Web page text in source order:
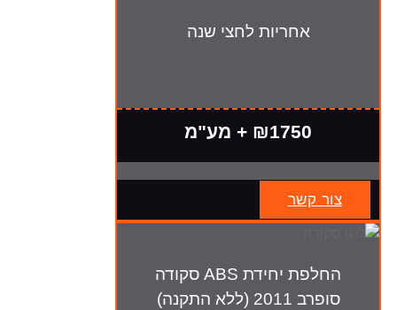
אחריות לחצי שנה
₪1750 + מע"מ
צור קשר
החלפת יחידת ABS סקודה
סופרב 2011 (ללא התקנה)